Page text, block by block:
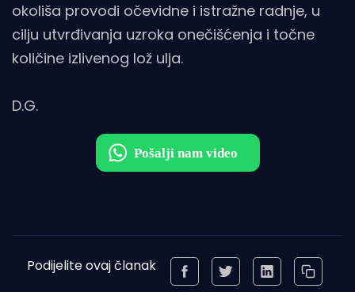
okoliša provodi očevidne i istražne radnje, u
cilju utvrđivanja uzroka onečišćenja i točne
količine izlivenog lož ulja.
D.G.
Podijelite ovaj članak